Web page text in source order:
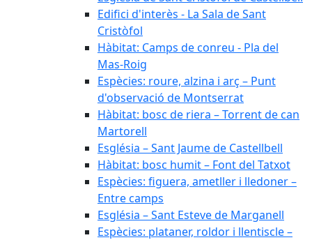
Edifici d'interès - La Sala de Sant
Cristòfol
Hàbitat: Camps de conreu - Pla del
Mas-Roig
Espècies: roure, alzina i arç – Punt
d'observació de Montserrat
Hàbitat: bosc de riera – Torrent de can
Martorell
Església – Sant Jaume de Castellbell
Hàbitat: bosc humit – Font del Tatxot
Espècies: figuera, ametller i lledoner –
Entre camps
Església – Sant Esteve de Marganell
Espècies: plataner, roldor i llentiscle –